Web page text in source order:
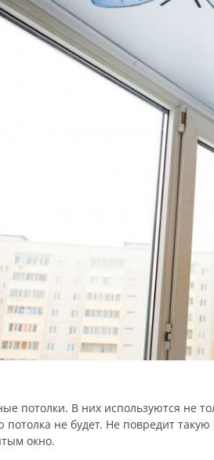
потолки. В них используются не
потолка не будет. Не повредит
окно.